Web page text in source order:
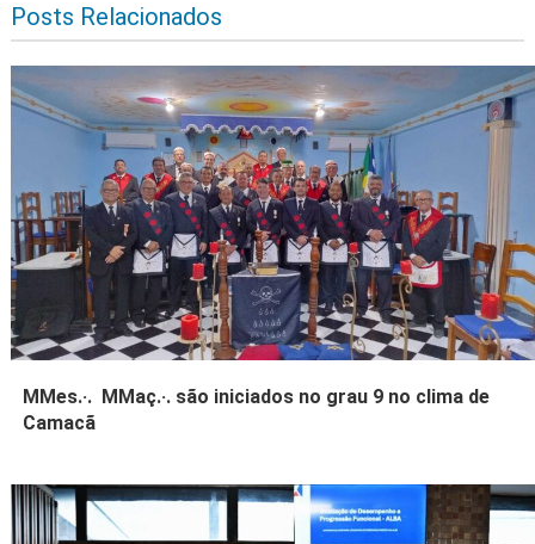
Posts Relacionados
MMes.·. MMaç.·. são iniciados no grau 9 no clima de
Camacã